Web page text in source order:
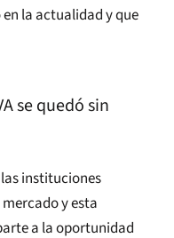
en la actualidad y que
se quedó sin
instituciones
y esta
a la oportunidad